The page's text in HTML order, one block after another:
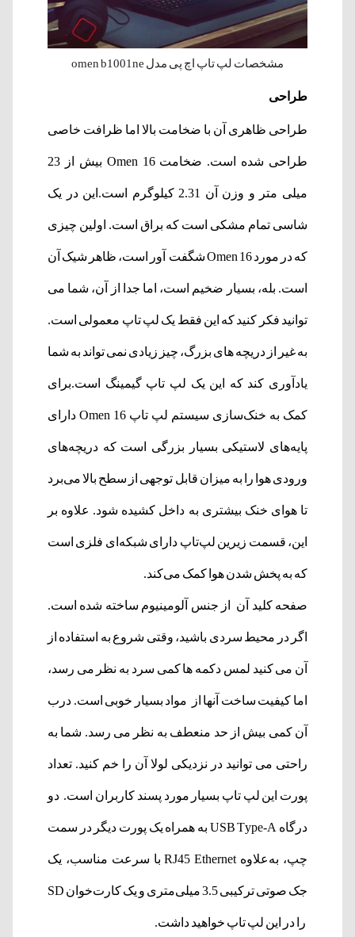
مشخصات لپ تاپ اچ پی مدل omen b1001ne
طراحی
طراحی ظاهری آن با ضخامت بالا اما ظرافت خاصی
طراحی شده است. ضخامت Omen 16 بیش از 23
میلی متر و وزن آن 2.31 کیلوگرم است.این در یک
شاسی تمام مشکی است که براق است. اولین چیزی
که در مورد Omen 16 شگفت آور است، ظاهر شیک آن
است. بله، بسیار ضخیم است، اما جدا از آن، شما می
توانید فکر کنید که این فقط یک لپ تاپ معمولی است.
به غیر از دریچه های بزرگ، چیز زیادی نمی تواند به شما
یادآوری کند که این یک لپ تاپ گیمینگ است.برای
کمک به خنک‌سازی سیستم لپ تاپ Omen 16 دارای
پایه‌های لاستیکی بسیار بزرگی است که دریچه‌های
ورودی هوا را به میزان قابل توجهی از سطح بالا می‌برد
تا هوای خنک بیشتری به داخل کشیده شود. علاوه بر
این، قسمت زیرین لپ‌تاپ دارای شبکه‌ای فلزی است
که به پخش شدن هوا کمک می‌کند.
صفحه کلید آن از جنس آلومینیوم ساخته شده است.
اگر در محیط سردی باشید، وقتی شروع به استفاده از
آن می کنید لمس دکمه ها کمی سرد به نظر می رسد،
اما کیفیت ساخت آنها از مواد بسیار خوبی است. درب
آن کمی بیش از حد منعطف به نظر می رسد. شما به
راحتی می توانید در نزدیکی لولا آن را خم کنید. تعداد
پورت این لپ تاپ بسیار مورد پسند کاربران است. دو
درگاه USB Type-A به همراه یک پورت دیگر در سمت
چپ، به‌علاوه RJ45 Ethernet با سرعت مناسب، یک
جک صوتی ترکیبی 3.5 میلی‌متری و یک کارت‌خوان SD
را در این لپ تاپ خواهید داشت.